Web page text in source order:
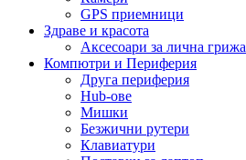
GPS приемници
Здраве и красота
Аксесоари за лична грижа
Компютри и Периферия
Друга периферия
Hub-ове
Мишки
Безжични рутери
Клавиатури